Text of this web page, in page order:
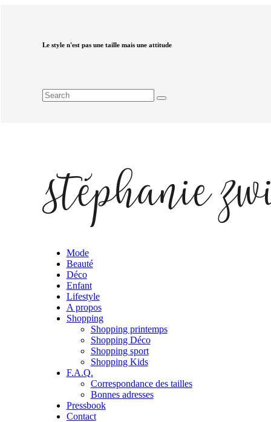
Le style n'est pas une taille mais une attitude
Mode
Beauté
Déco
Enfant
Lifestyle
A propos
Shopping
Shopping printemps
Shopping Déco
Shopping sport
Shopping Kids
F.A.Q.
Correspondance des tailles
Bonnes adresses
Pressbook
Contact